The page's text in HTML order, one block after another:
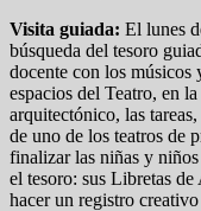
Visita guiada: El lunes
búsqueda del tesoro
docente con los músicos
espacios del Teatro, en
arquitectónico, las
de uno de los teatros de
finalizar las niñas y
el tesoro: sus Libretas
hacer un registro